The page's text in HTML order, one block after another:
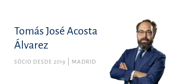
Tomás José Acosta
Álvarez
SÓCIO DESDE 2019 MADRID